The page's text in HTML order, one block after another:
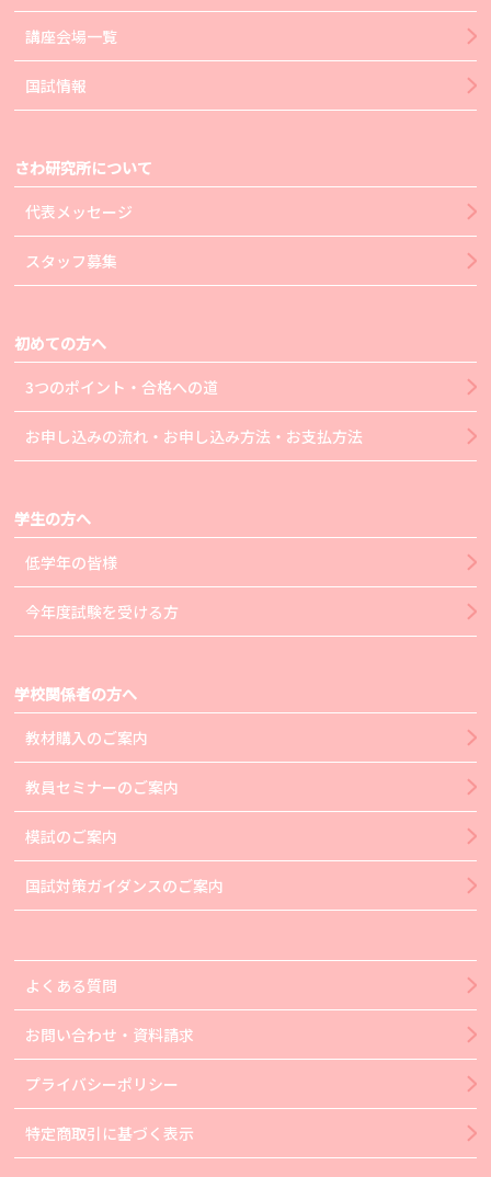
講座会場一覧
国試情報
さわ研究所について
代表メッセージ
スタッフ募集
初めての方へ
3つのポイント・合格への道
お申し込みの流れ・お申し込み方法・お支払方法
学生の方へ
低学年の皆様
今年度試験を受ける方
学校関係者の方へ
教材購入のご案内
教員セミナーのご案内
模試のご案内
国試対策ガイダンスのご案内
よくある質問
お問い合わせ・資料請求
プライバシーポリシー
特定商取引に基づく表示